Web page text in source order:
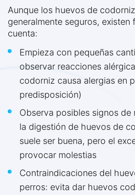
Aunque los huevos de
generalmente seguros, existen
cuenta:
Empieza con pequeñas
observar reacciones
codorniz causa alergias en
predisposición)
Observa posibles signos de
la digestión de huevos de
suele ser buena, pero el
provocar molestias
Contraindicaciones del
perros: evita dar huevos